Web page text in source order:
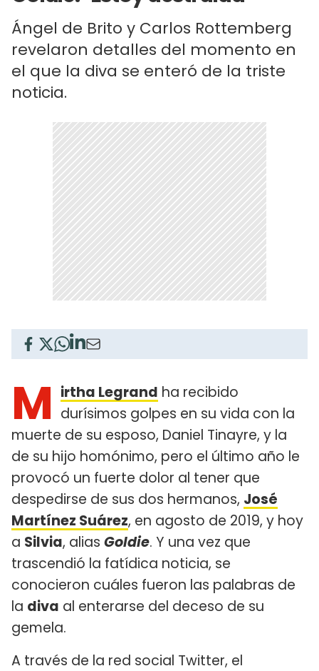
Ángel de Brito y Carlos Rottemberg
revelaron detalles del momento en
el que la diva se enteró de la triste
noticia.
M irtha Legrand ha recibido
durísimos golpes en su vida con la
muerte de su esposo, Daniel Tinayre, y la
de su hijo homónimo, pero el último año le
provocó un fuerte dolor al tener que
despedirse de sus dos hermanos, José
Martínez Suárez, en agosto de 2019, y hoy
a Silvia, alias Goldie. Y una vez que
trascendió la fatídica noticia, se
conocieron cuáles fueron las palabras de
la diva al enterarse del deceso de su
gemela.
A través de la red social Twitter, el